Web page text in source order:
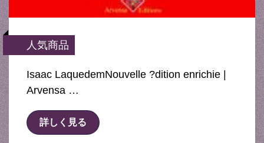
人気商品
Isaac LaquedemNouvelle ?dition enrichie |
Arvensa …
詳しく見る